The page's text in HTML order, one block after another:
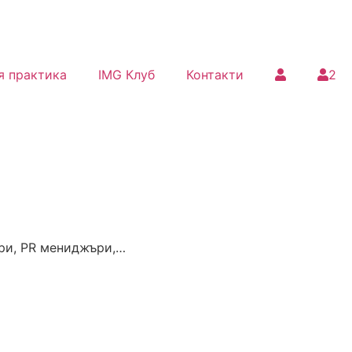
практика IMG Клуб Контакти 2
PR мениджъри,…